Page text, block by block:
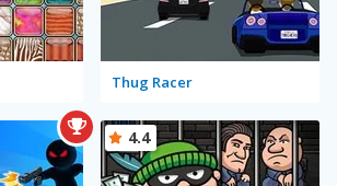
Thug Racer
4.4